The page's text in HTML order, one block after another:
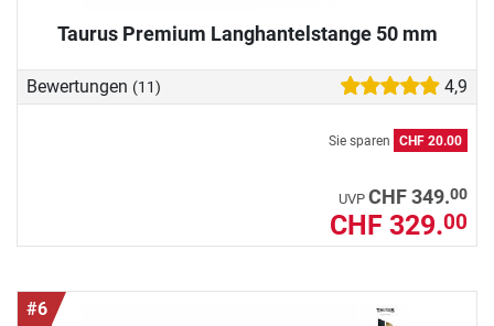
Taurus Premium Langhantelstange 50 mm
Bewertungen (11) 4,9
Sie sparen CHF 20.00
UVP CHF 349.00
CHF 329.00
#6